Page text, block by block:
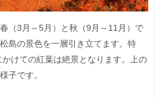
（3月～5月）と秋（9月～11月）で
島の景色を一層引き立てます。特
けての紅葉は絶景となります。上の
子です。